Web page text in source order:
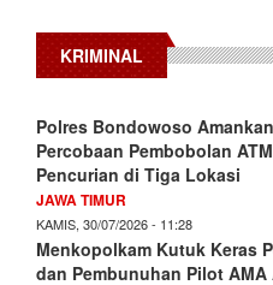
KRIMINAL
Polres Bondowoso
Percobaan Pembobolan
Pencurian di Tiga Lokasi
JAWA TIMUR
KAMIS, 30/07/2026 - 11:28
Menkopolkam Kutuk Keras
dan Pembunuhan Pilot AMA